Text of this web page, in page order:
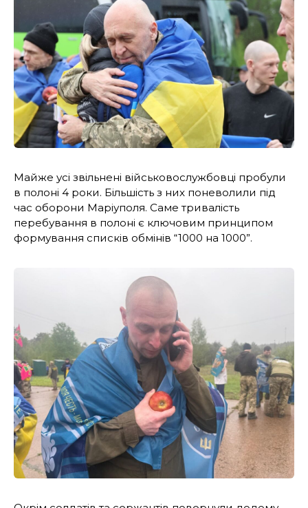
Майже усі звільнені військовослужбовці пробули
в полоні 4 роки. Більшість з них поневолили під
час оборони Маріуполя. Саме тривалість
перебування в полоні є ключовим принципом
формування списків обмінів “1000 на 1000”.